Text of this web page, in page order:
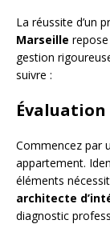
La réussite d’un
Marseille
gestion
suivre :
Commencez par
appartement.
éléments
architecte
diagnostic